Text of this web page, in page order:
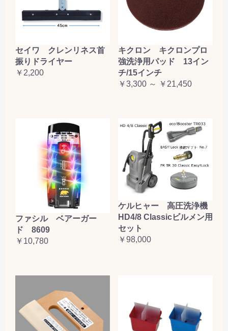
セイワ クレンリネス首
振りドライヤー
￥2,200
キクロン キクロンプロ
強洗浄用パッド 13イン
チ/15インチ
￥3,300 ～ ￥21,450
ファシル ベアーガー
ド 8609
￥10,780
ケルヒャー 高圧洗浄機
HD4/8 Classicビルメン用
セット
￥98,000